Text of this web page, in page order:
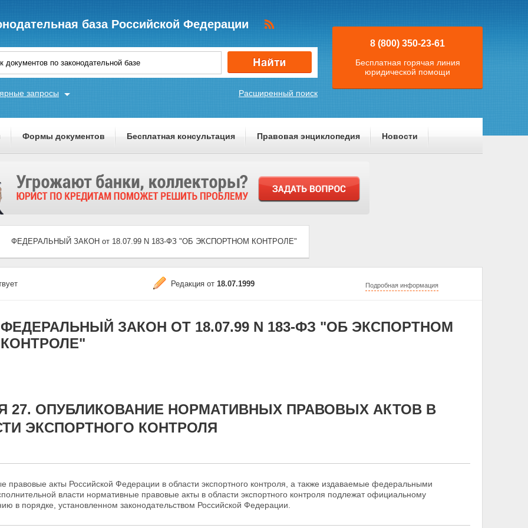
база Российской Федерации
Расширенный поиск
запросы
8 (800) 350-23-61
Бесплатная горячая линия
юридической помощи
Формы документов Бесплатная консультация Правовая энциклопедия Новости
ФЕДЕРАЛЬНЫЙ ЗАКОН от 18.07.99 N 183-ФЗ "ОБ ЭКСПОРТНОМ КОНТРОЛЕ"
Редакция от 18.07.1999 Подробная информация
ФЕДЕРАЛЬНЫЙ ЗАКОН ОТ 18.07.99 N 183-ФЗ "ОБ ЭКСПОРТНОМ
КОНТРОЛЕ"
27. ОПУБЛИКОВАНИЕ НОРМАТИВНЫХ ПРАВОВЫХ АКТОВ В
ЭКСПОРТНОГО КОНТРОЛЯ
правовые акты Российской Федерации в области экспортного контроля, а также издаваемые федеральными
власти нормативные правовые акты в области экспортного контроля подлежат официальному
в порядке, установленном законодательством Российской Федерации.